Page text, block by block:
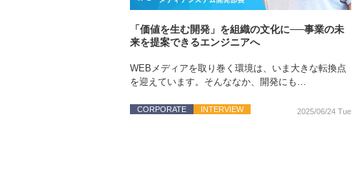
「価値を生む開発」を組織の文化に──事業の未
来を提案できるエンジニアへ
WEBメディアを取り巻く環境は、いま大きな転換点
を迎えています。そんななか、開発にも…
CORPORATE INTERVIEW 2025/06/24 Tue